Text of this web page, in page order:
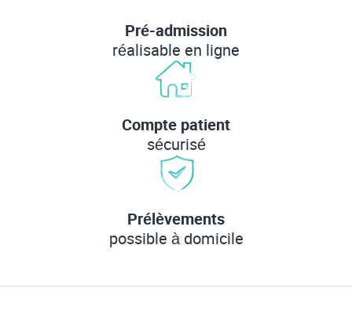
Pré-admission
réalisable en ligne
Compte patient
sécurisé
Prélèvements
possible à domicile